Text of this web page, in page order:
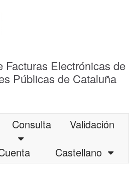
Facturas Electrónicas de
Públicas de Cataluña
Consulta
Validación
Castellano